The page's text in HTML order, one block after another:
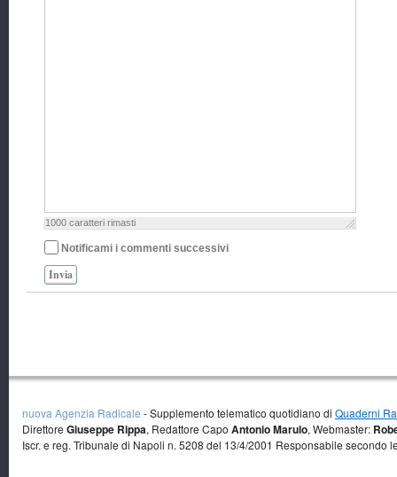
1000 caratteri rimasti
Notificami i commenti successivi
Invia
nuova Agenzia Radicale - Supplemento telematico quotidiano di Quaderni
Direttore Giuseppe Rippa, Redattore Capo Antonio Marulo, Webmaster:
Iscr. e reg. Tribunale di Napoli n. 5208 del 13/4/2001 Responsabile secondo